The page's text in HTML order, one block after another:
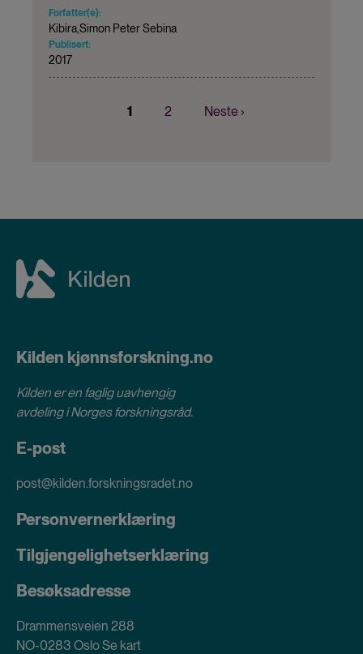
Forfatter(e):
Kibira,Simon Peter Sebina
Publisert:
2017
Nåværende
1 Page
2
Neste
Neste ›
Kilden kjønnsforskning.no
Kilden er en faglig uavhengig
avdeling iNorges forskningsråd.
E-post
post@kilden.forskningsradet.no
Personvernerklæring
Tilgjengelighetserklæring
Besøksadresse
Drammensveien 288
NO-0283 OsloSe kart